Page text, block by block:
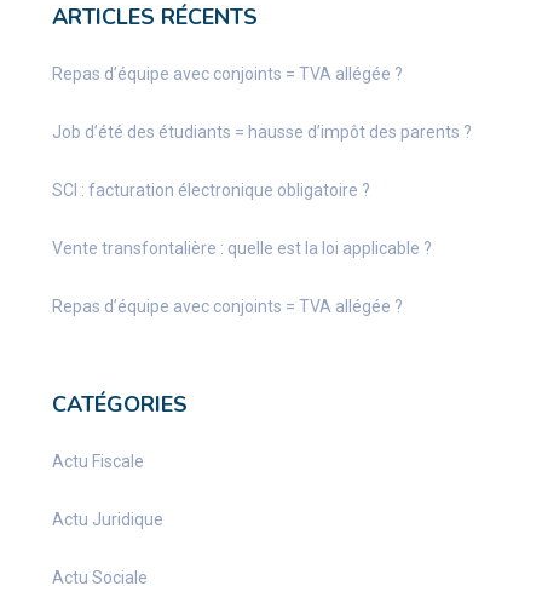
ARTICLES RÉCENTS
Repas d’équipe avec conjoints = TVA allégée ?
Job d’été des étudiants = hausse d’impôt des parents ?
SCI : facturation électronique obligatoire ?
Vente transfontalière : quelle est la loi applicable ?
Repas d’équipe avec conjoints = TVA allégée ?
CATÉGORIES
Actu Fiscale
Actu Juridique
Actu Sociale